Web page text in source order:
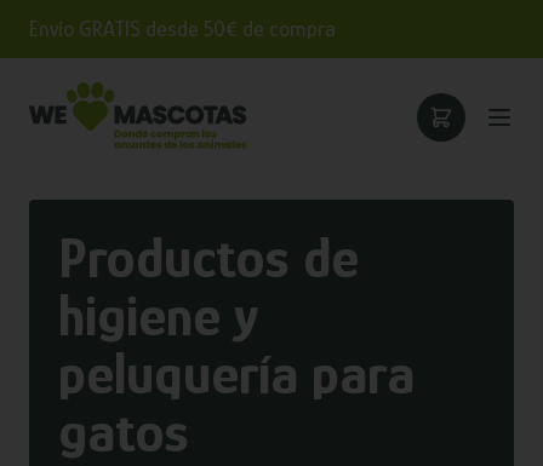
Envío GRATIS desde 50€ de compra
Productos de
higiene y
peluquería para
gatos